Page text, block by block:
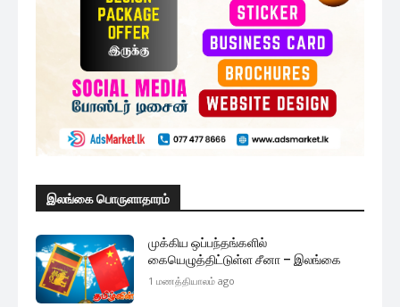
இலங்கை பொருளாதாரம்
முக்கிய ஒப்பந்தங்களில்
கையெழுத்திட்டுள்ள சீனா – இலங்கை
1 மணத்தியாலம் ago